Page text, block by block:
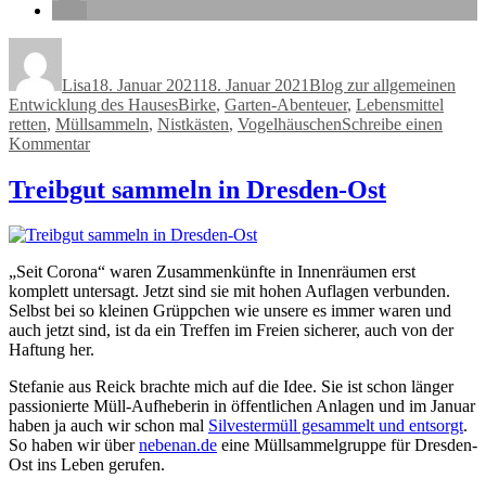
Lisa18. Januar 202118. Januar 2021Blog zur allgemeinen
Entwicklung des HausesSchlagwörter
Birke, Garten-Abenteuer, Lebensmittel
retten, Müllsammeln, Nistkästen, VogelhäuschenSchreibe einen
Kommentarzu
während
des
Lockdown-
Treibgut sammeln in Dresden-Ost
„Seit Corona“ waren Zusammenkünfte in Innenräumen erst
komplett untersagt. Jetzt sind sie mit hohen Auflagen verbunden.
Selbst bei so kleinen Grüppchen wie unsere es immer waren und
auch jetzt sind, ist da ein Treffen im Freien sicherer, auch von der
Haftung her.
Stefanie aus Reick brachte mich auf die Idee. Sie ist schon länger
passionierte Müll-Aufheberin in öffentlichen Anlagen und im Januar
haben ja auch wir schon mal Silvestermüll gesammelt und entsorgt.
So haben wir übernebenan.de eine Müllsammelgruppe für Dresden-
Ost ins Leben gerufen.